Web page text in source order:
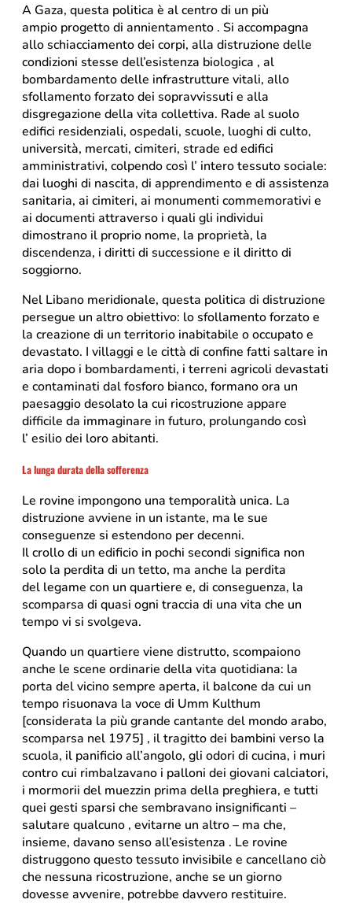
A Gaza, questa politica è al centro di un più
ampio progetto di annientamento . Si accompagna
allo schiacciamento dei corpi, alla distruzione delle
condizioni stesse dell’esistenza biologica , al
bombardamento delle infrastrutture vitali, allo
sfollamento forzato dei sopravvissuti e alla
disgregazione della vita collettiva. Rade al suolo
edifici residenziali, ospedali, scuole, luoghi di culto,
università, mercati, cimiteri, strade ed edifici
amministrativi, colpendo così l’ intero tessuto sociale:
dai luoghi di nascita, di apprendimento e di assistenza
sanitaria, ai cimiteri, ai monumenti commemorativi e
ai documenti attraverso i quali gli individui
dimostrano il proprio nome, la proprietà, la
discendenza, i diritti di successione e il diritto di
soggiorno.
Nel Libano meridionale, questa politica di distruzione
persegue un altro obiettivo: lo sfollamento forzato e
la creazione di un territorio inabitabile o occupato e
devastato. I villaggi e le città di confine fatti saltare in
aria dopo i bombardamenti, i terreni agricoli devastati
e contaminati dal fosforo bianco, formano ora un
paesaggio desolato la cui ricostruzione appare
difficile da immaginare in futuro, prolungando così
l’ esilio dei loro abitanti.
La lunga durata della sofferenza
Le rovine impongono una temporalità unica. La
distruzione avviene in un istante, ma le sue
conseguenze si estendono per decenni.
Il crollo di un edificio in pochi secondi significa non
solo la perdita di un tetto, ma anche la perdita
del legame con un quartiere e, di conseguenza, la
scomparsa di quasi ogni traccia di una vita che un
tempo vi si svolgeva.
Quando un quartiere viene distrutto, scompaiono
anche le scene ordinarie della vita quotidiana: la
porta del vicino sempre aperta, il balcone da cui un
tempo risuonava la voce di Umm Kulthum
[considerata la più grande cantante del mondo arabo,
scomparsa nel 1975] , il tragitto dei bambini verso la
scuola, il panificio all’angolo, gli odori di cucina, i muri
contro cui rimbalzavano i palloni dei giovani calciatori,
i mormorii del muezzin prima della preghiera, e tutti
quei gesti sparsi che sembravano insignificanti –
salutare qualcuno , evitarne un altro – ma che,
insieme, davano senso all’esistenza . Le rovine
distruggono questo tessuto invisibile e cancellano ciò
che nessuna ricostruzione, anche se un giorno
dovesse avvenire, potrebbe davvero restituire.